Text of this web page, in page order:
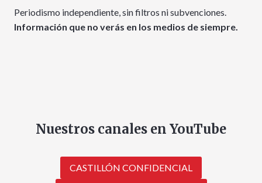
Periodismo independiente, sin filtros ni subvenciones.
Información que no verás en los medios de siempre.
Nuestros canales en YouTube
CASTILLÓN CONFIDENCIAL